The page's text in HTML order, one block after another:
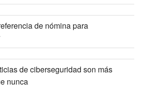
de nómina para
de ciberseguridad son más
nunca